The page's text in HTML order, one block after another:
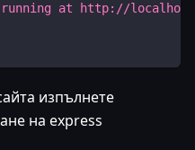
at http://
изпълнете
на express